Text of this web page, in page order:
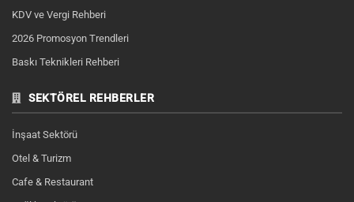
KDV ve Vergi Rehberi
2026 Promosyon Trendleri
Baskı Teknikleri Rehberi
SEKTÖREL REHBERLER
İnşaat Sektörü
Otel & Turizm
Cafe & Restaurant